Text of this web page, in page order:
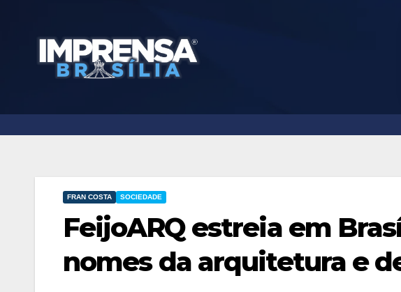
FRAN COSTA SOCIEDADE
FeijoARQ estreia em
nomes da arquitetura e